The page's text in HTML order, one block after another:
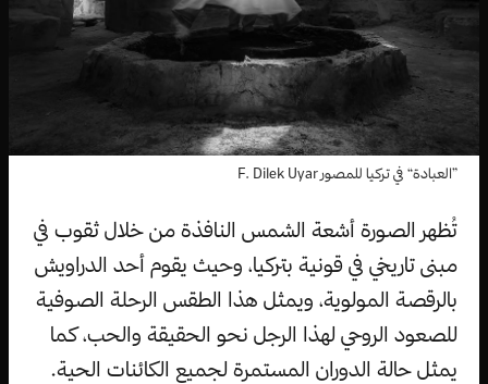
”العبادة“ في تركيا للمصور F. Dilek Uyar
تُظهر الصورة أشعة الشمس النافذة من خلال ثقوب في
مبنى تاريخي في قونية بتركيا، وحيث يقوم أحد الدراويش
بالرقصة المولوية، ويمثل هذا الطقس الرحلة الصوفية
للصعود الروحي لهذا الرجل نحو الحقيقة والحب، كما
يمثل حالة الدوران المستمرة لجميع الكائنات الحية.